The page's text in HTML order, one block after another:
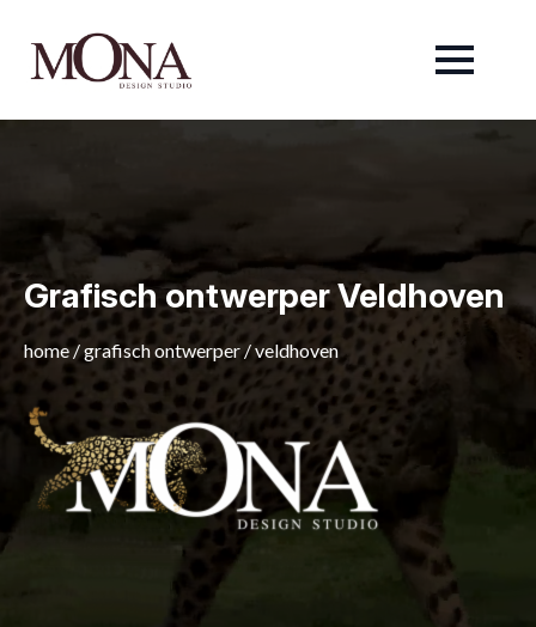
Grafisch ontwerper Veldhoven
home/grafisch ontwerper/veldhoven